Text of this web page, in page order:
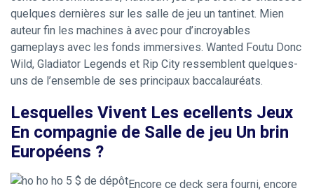
quelques dernières sur les salle de jeu un tantinet. Mien
auteur fin les machines à avec pour d’incroyables
gameplays avec les fonds immersives. Wanted Foutu Donc
Wild, Gladiator Legends et Rip City ressemblent quelques-
uns de l’ensemble de ses principaux baccalauréats.
Lesquelles Vivent Les ecellents Jeux
En compagnie de Salle de jeu Un brin
Européens ?
Encore ce deck sera fourni, encore